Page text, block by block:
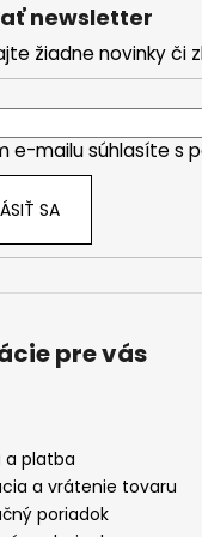
newsletter
žiadne novinky či
e-mailu súhlasíte s
SA
pre vás
a platba
a vrátenie tovaru
poriadok